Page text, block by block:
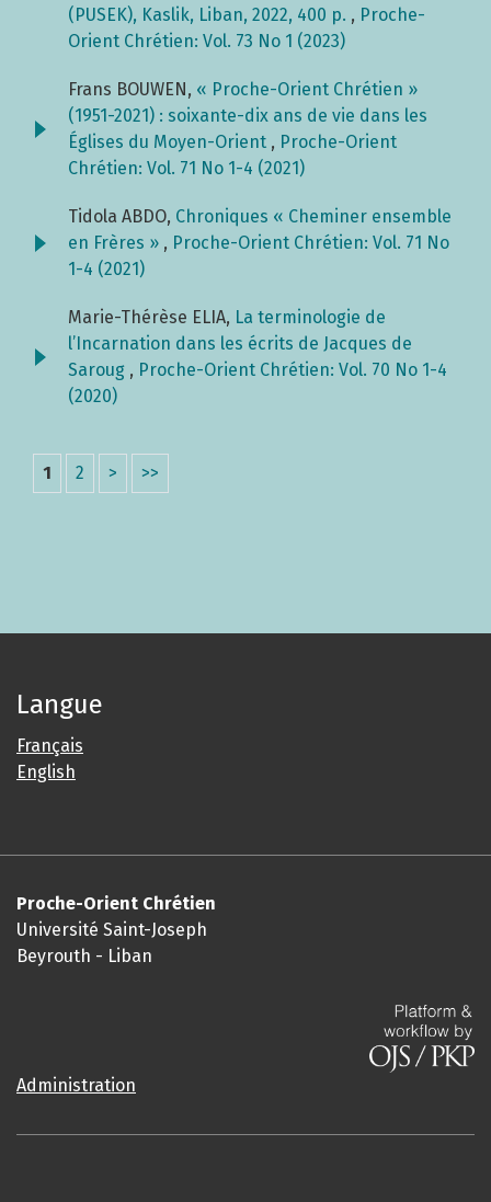
(PUSEK), Kaslik, Liban, 2022, 400 p. , Proche-
Orient Chrétien: Vol. 73 No 1 (2023)
Frans BOUWEN, « Proche-Orient Chrétien »
(1951-2021) : soixante-dix ans de vie dans les
Églises du Moyen-Orient , Proche-Orient
Chrétien: Vol. 71 No 1-4 (2021)
Tidola ABDO, Chroniques « Cheminer ensemble
en Frères » , Proche-Orient Chrétien: Vol. 71 No
1-4 (2021)
Marie-Thérèse ELIA, La terminologie de
l’Incarnation dans les écrits de Jacques de
Saroug , Proche-Orient Chrétien: Vol. 70 No 1-4
(2020)
1 2 > >>
Langue
Français
English
Proche-Orient Chrétien
Université Saint-Joseph
Beyrouth - Liban
Administration